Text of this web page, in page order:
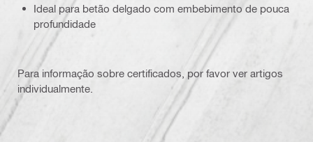
Ideal para betão delgado com embebimento de pouca
profundidade
Para informação sobre certificados, por favor ver artigos
individualmente.